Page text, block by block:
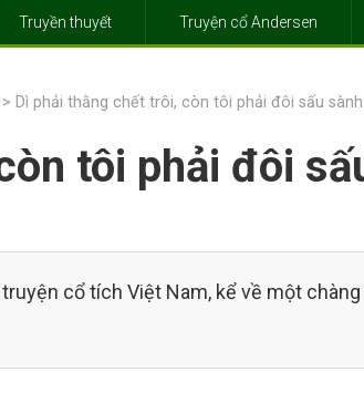
Truyền thuyết Truyện cổ Andersen
> Dì phải thằng chết trôi, còn tôi phải đôi sấu sành
tôi phải đôi
cổ tích Việt Nam, kể về một chàng